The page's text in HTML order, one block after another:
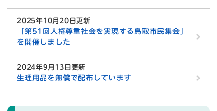
2025年10月20日更新
「第51回人権尊重社会を実現する鳥取市民集会」
を開催しました
2024年9月13日更新
生理用品を無償で配布しています